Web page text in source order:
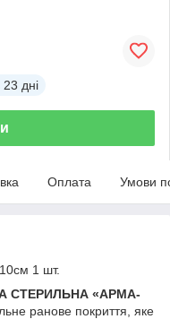
23 дні
Оплата Умови
1 шт.
СТЕРИЛЬНА «АРМА-
ранове покриття, яке